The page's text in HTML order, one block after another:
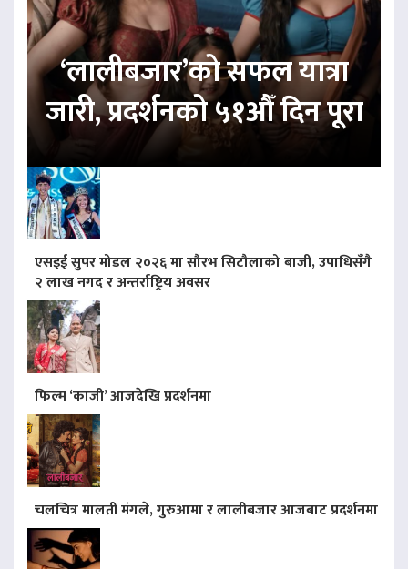
‘लालीबजार’को सफल यात्रा
जारी, प्रदर्शनको ५१औँ दिन पूरा
एसइई सुपर मोडल २०२६ मा सौरभ सिटौलाको बाजी, उपाधिसँगै
२ लाख नगद र अन्तर्राष्ट्रिय अवसर
फिल्म ‘काजी’ आजदेखि प्रदर्शनमा
चलचित्र मालती मंगले, गुरुआमा र लालीबजार आजबाट प्रदर्शनमा